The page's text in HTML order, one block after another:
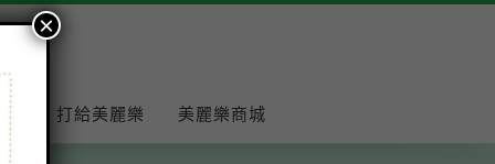
打給美麗樂 美麗樂商城
×